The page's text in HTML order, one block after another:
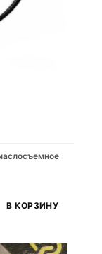
В КОРЗИНУ